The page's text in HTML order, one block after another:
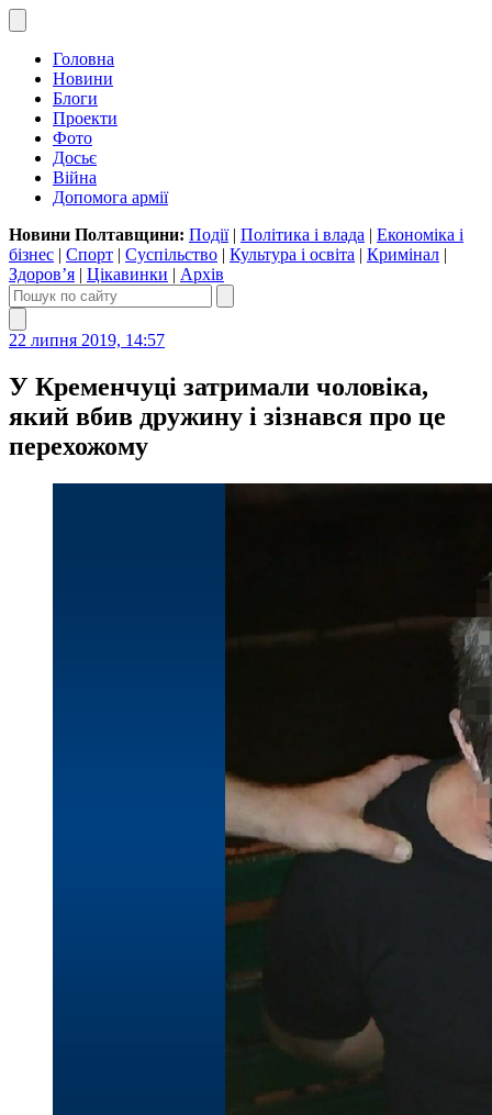
Головна
Новини
Блоги
Проекти
Фото
Досьє
Війна
Допомога армії
Новини Полтавщини: Події| Політика і влада | Економіка і
бізнес | Спорт | Суспільство | Культура і освіта | Кримінал |
Здоров’я | Цікавинки | Архів
22 липня 2019, 14:57
У Кременчуці затримали чоловіка,
який вбив дружину і зізнався про це
перехожому